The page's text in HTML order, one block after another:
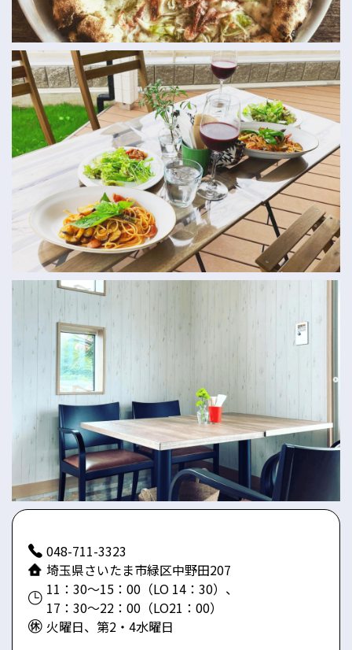
048-711-3323
埼玉県さいたま市緑区中野田207
11：30〜15：00（LO 14：30）、
17：30〜22：00（LO21：00）
火曜日、第2・4水曜日